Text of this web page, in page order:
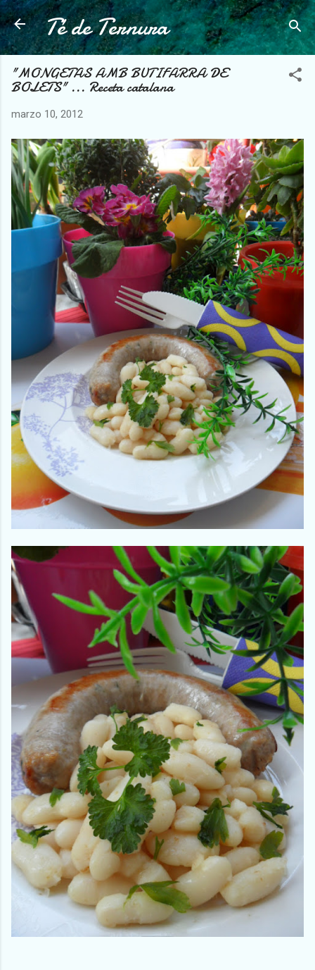
Ir al contenido principal
Té de Ternura
"MONGETAS AMB BUTIFARRA DE
BOLETS" ... Receta catalana
marzo 10, 2012